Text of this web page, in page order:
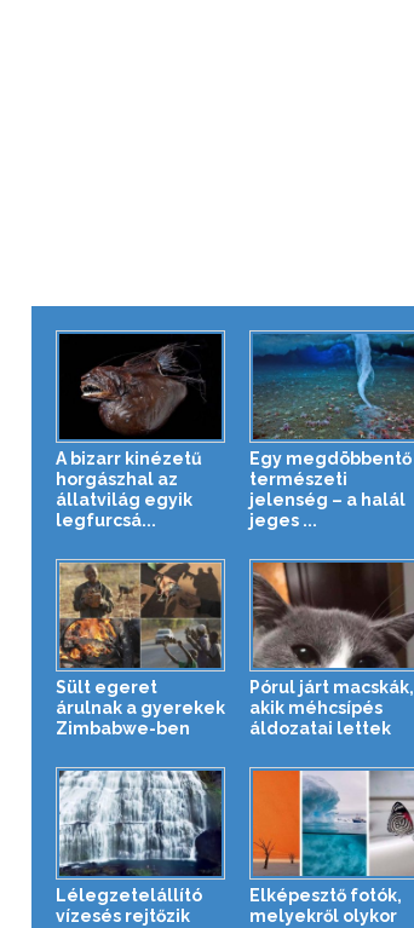
A bizarr kinézetű
horgászhal az
állatvilág egyik
legfurcsá...
Egy megdöbbentő
természeti
jelenség – a halál
jeges ...
Sült egeret
árulnak a gyerekek
Zimbabwe-ben
Pórul járt macskák,
akik méhcsípés
áldozatai lettek
Lélegzetelállító
vízesés rejtőzik
Elképesztő fotók,
melyekről olykor